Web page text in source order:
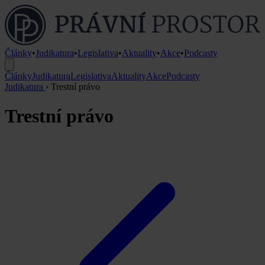
Články•Judikatura•Legislativa•Aktuality•Akce•Podcasty
ČlánkyJudikaturaLegislativaAktualityAkcePodcasty
Judikatura › Trestní právo
Trestní právo